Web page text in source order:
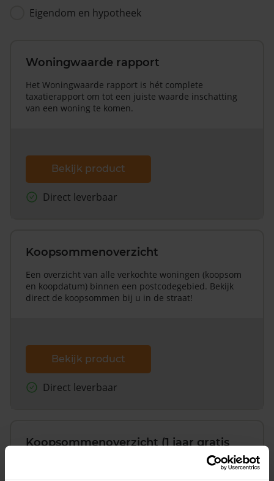
Eigendom en hypotheek
Woningwaarde rapport
Het Woningwaarde rapport is hét complete
taxatierapport om tot een juiste waarde inschatting
van een woning te komen.
Bekijk product
Direct leverbaar
Koopsommenoverzicht
Een overzicht van alle verkochte woningen (koopsom
en koopdatum) binnen een postcodegebied. Bekijk
direct de koopsommen bij u in de straat!
Bekijk product
Direct leverbaar
Koopsommenoverzicht (1 jaar gratis